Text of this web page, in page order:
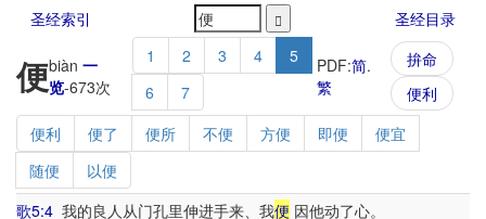
圣经索引 圣经目录
便biàn 一
览-673次
1 2 3 4
5
6
7
PDF:简.
繁
拚命
便利
便利
便了 便所 不便 方便 即便
便宜
随便
以便
歌5:4 我的良人从门孔里伸进手来、我便 因他动了心。